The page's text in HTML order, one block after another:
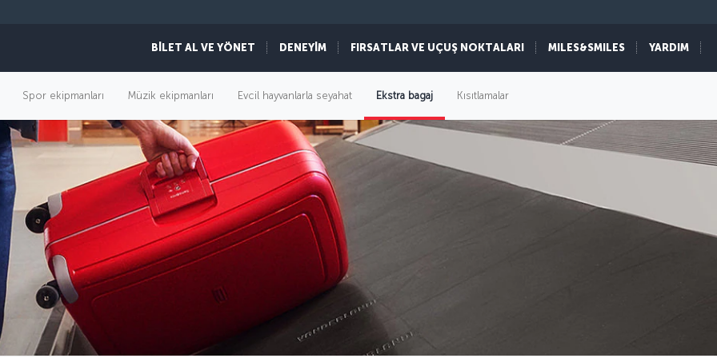
BİLET AL VE YÖNET DENEYİM FIRSATLAR VE UÇUŞ NOKTALARI MILES&SMILES YARDIM
Spor ekipmanları Müzik ekipmanları Evcil hayvanlarla seyahat Ekstra bagaj Kısıtlamalar